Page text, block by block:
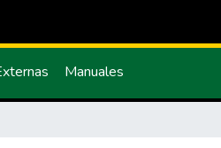
Manuales